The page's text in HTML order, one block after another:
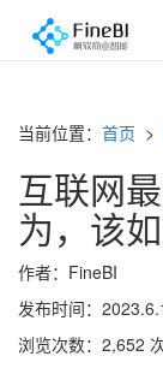
当前位置： 首页 >
互联网
为，该
作者：FineBI
发布时间：
浏览次数：2,652